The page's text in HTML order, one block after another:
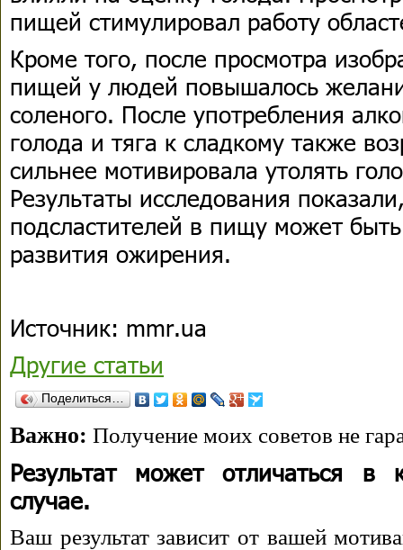
пищей стимулировал работу
Кроме того, после просмотра
пищей у людей повышалось
соленого. После употребления
голода и тяга к сладкому также
сильнее мотивировала утолять
Результаты исследования
подсластителей в пищу может
развития ожирения.
Источник: mmr.ua
Другие статьи
Поделиться…
Важно: Получение моих советов не
Результат может отличаться в
случае.
Ваш результат зависит от вашей